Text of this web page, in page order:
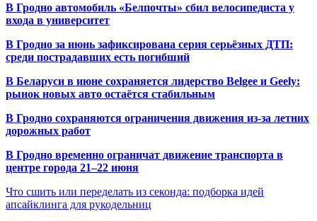
В Гродно автомобиль «Белпочты» сбил велосипедиста у
входа в университет
В Гродно за июнь зафиксирована серия серьёзных ДТП:
среди пострадавших есть погибший
В Беларуси в июне сохраняется лидерство Belgee и Geely:
рынок новых авто остаётся стабильным
В Гродно сохраняются ограничения движения из-за летних
дорожных работ
В Гродно временно ограничат движение транспорта в
центре города 21–22 июня
Что сшить или переделать из секонда: подборка идей
апсайклинга для рукодельниц